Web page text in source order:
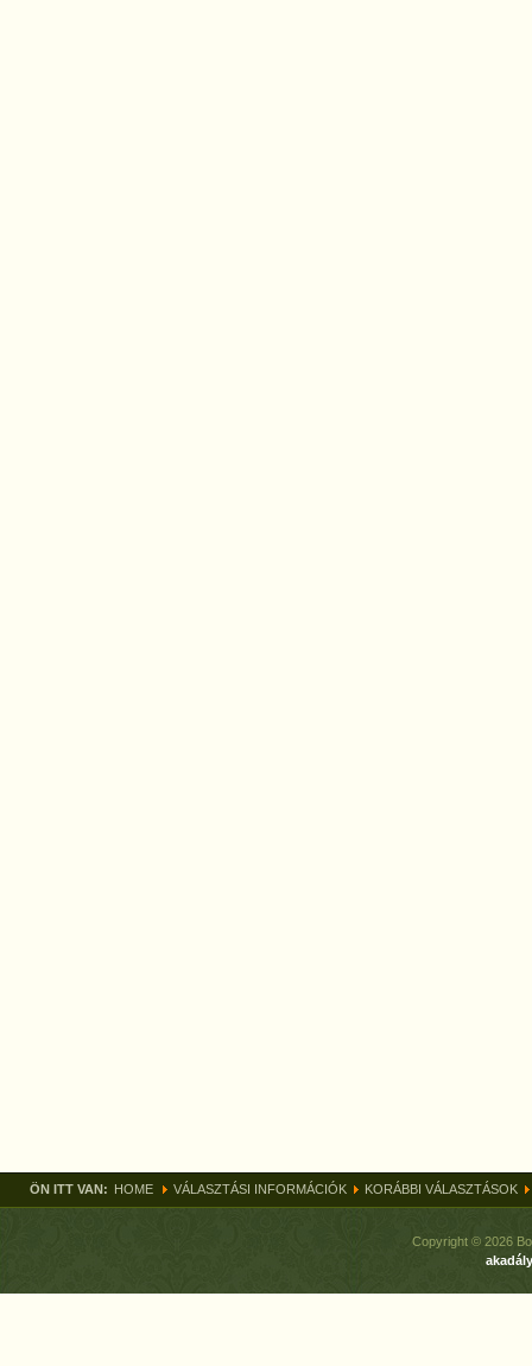
ÖN ITT VAN: HOME VÁLASZTÁSI INFORMÁCIÓK KORÁBBI VÁLASZTÁSOK
Copyright © 2026